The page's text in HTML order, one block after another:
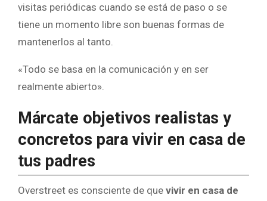
visitas periódicas cuando se está de paso o se
tiene un momento libre son buenas formas de
mantenerlos al tanto.
«Todo se basa en la comunicación y en ser
realmente abierto».
Márcate objetivos realistas y
concretos para vivir en casa de
tus padres
Overstreet es consciente de que vivir en casa de